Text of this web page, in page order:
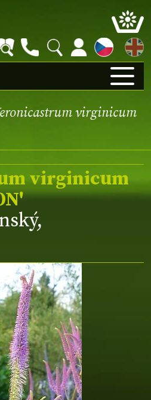
EN
virginicum
virginicum